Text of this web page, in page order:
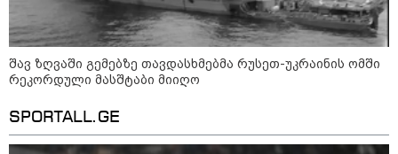
შავ ზღვაში გემებზე თავდასხმებმა რუსეთ-უკრაინის ომში
რეკორდული მასშტაბი მიიღო
SPORTALL.GE